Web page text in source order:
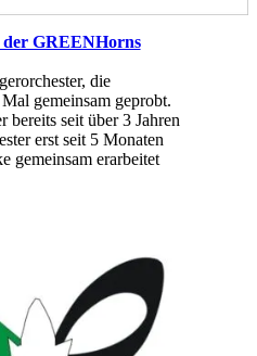
der GREENHorns
die
gemeinsam geprobt.
bereits seit über 3 Jahren
erst seit 5 Monaten
gemeinsam erarbeitet